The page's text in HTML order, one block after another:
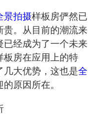
景拍摄样板房俨然已
贵。从目前的潮流来
已经成为了一个未来
板房在应用上的特
几大优势，这也是全
原因所在。